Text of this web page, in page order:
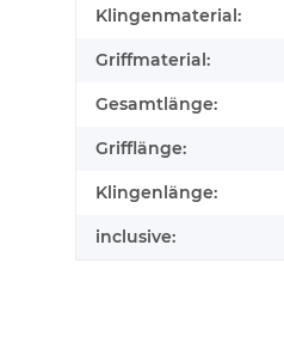
Produkteigenschaft
Wert
Klingenmaterial:
Griffmaterial:
Gesamtlänge:
Grifflänge:
Klingenlänge:
inclusive: